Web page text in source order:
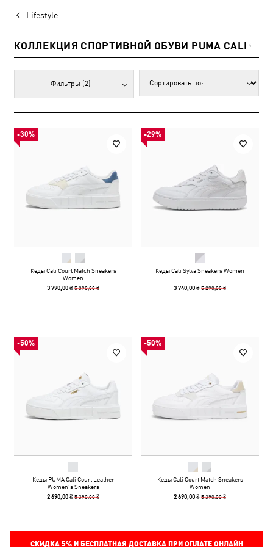
Lifestyle
КОЛЛЕКЦИЯ СПОРТИВНОЙ ОБУВИ PUMA CALI 4
Фильтры (2)
-30%
Кеды Cali Court Match Sneakers
Women
3 790,00 ₴5 390,00 ₴
-29%
Кеды Cali Sylva Sneakers Women
3 740,00 ₴5 290,00 ₴
-50%
Кеды PUMA Cali Court Leather
Women’s Sneakers
2 690,00 ₴5 390,00 ₴
-50%
Кеды Cali Court Match Sneakers
Women
2 690,00 ₴5 390,00 ₴
СКИДКА 5%И БЕСПЛАТНАЯ ДОСТАВКА ПРИ ОПЛАТЕ ОНЛАЙН